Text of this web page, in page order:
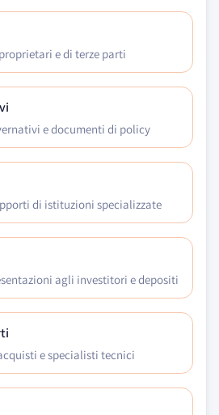
e di terze parti
e documenti di policy
di istituzioni specializzate
agli investitori e depositi
e specialisti tecnici